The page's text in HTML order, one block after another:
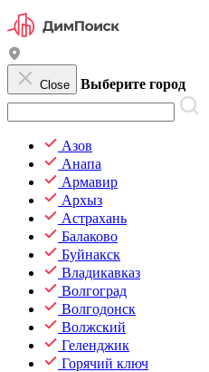
Close Выберите город
Азов
Анапа
Армавир
Архыз
Астрахань
Балаково
Буйнакск
Владикавказ
Волгоград
Волгодонск
Волжский
Геленджик
Горячий ключ